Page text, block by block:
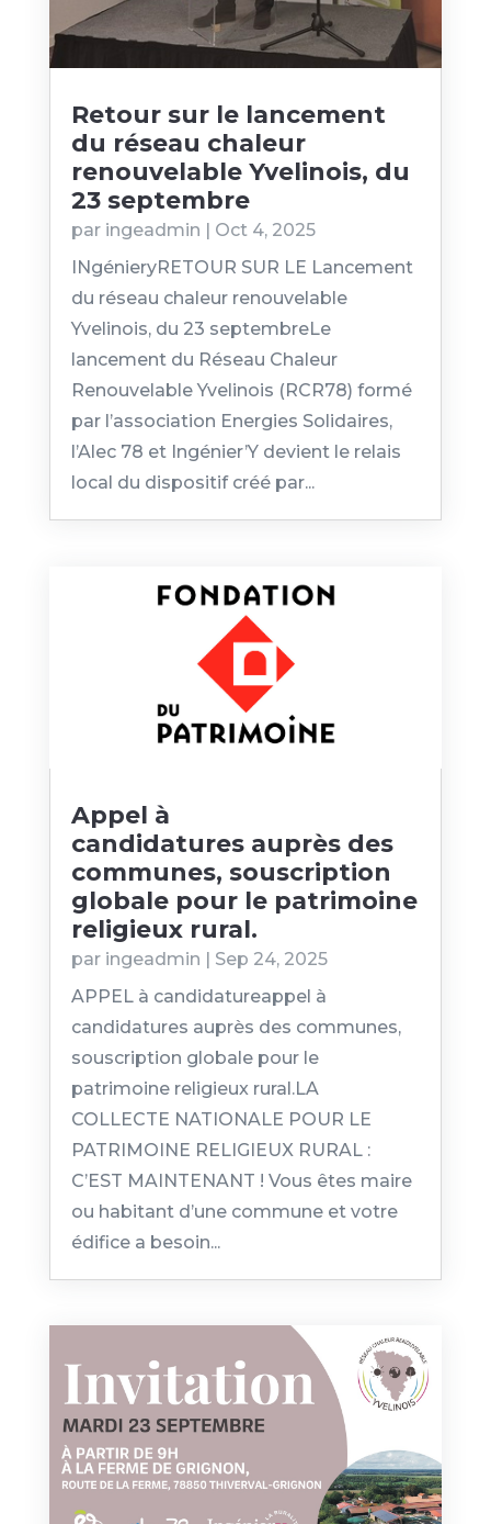
Retour sur le lancement
du réseau chaleur
renouvelable Yvelinois, du
23 septembre
par ingeadmin
Oct 4, 2025
INgénieryRETOUR SUR LE Lancement
du réseau chaleur renouvelable
Yvelinois, du 23 septembreLe
lancement du Réseau Chaleur
Renouvelable Yvelinois (RCR78) formé
par l’association Energies Solidaires,
l’Alec 78 et Ingénier’Y devient le relais
local du dispositif créé par...
Appel à
candidatures auprès des
communes, souscription
globale pour le patrimoine
religieux rural.
par ingeadmin | Sep 24, 2025
APPEL à candidatureappel à
candidatures auprès des communes,
souscription globale pour le
patrimoine religieux rural.LA
COLLECTE NATIONALE POUR LE
PATRIMOINE RELIGIEUX RURAL :
C’EST MAINTENANT ! Vous êtes maire
ou habitant d’une commune et votre
édifice a besoin...